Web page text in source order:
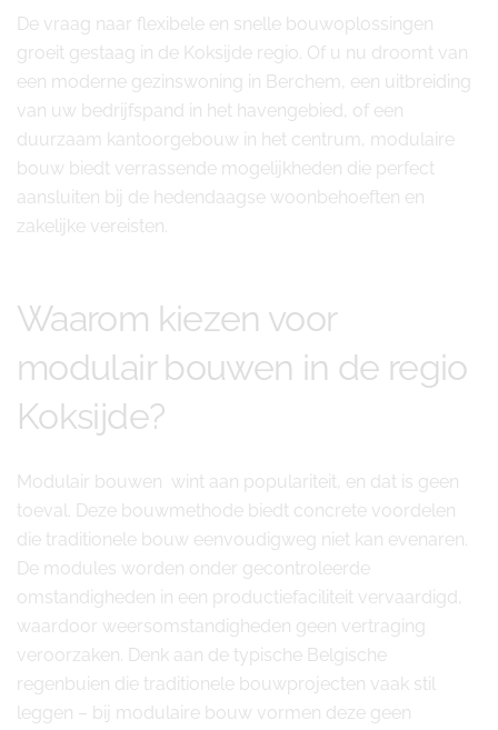
De vraag naar flexibele en snelle bouwoplossingen
groeit gestaag in de Koksijde regio. Of u nu droomt van
een moderne gezinswoning in Berchem, een uitbreiding
van uw bedrijfspand in het havengebied, of een
duurzaam kantoorgebouw in het centrum, modulaire
bouw biedt verrassende mogelijkheden die perfect
aansluiten bij de hedendaagse woonbehoeften en
zakelijke vereisten.
Waarom kiezen voor
modulair bouwen in de regio
Koksijde?
Modulair bouwen wint aan populariteit, en dat is geen
toeval. Deze bouwmethode biedt concrete voordelen
die traditionele bouw eenvoudigweg niet kan evenaren.
De modules worden onder gecontroleerde
omstandigheden in een productiefaciliteit vervaardigd,
waardoor weersomstandigheden geen vertraging
veroorzaken. Denk aan de typische Belgische
regenbuien die traditionele bouwprojecten vaak stil
leggen – bij modulaire bouw vormen deze geen